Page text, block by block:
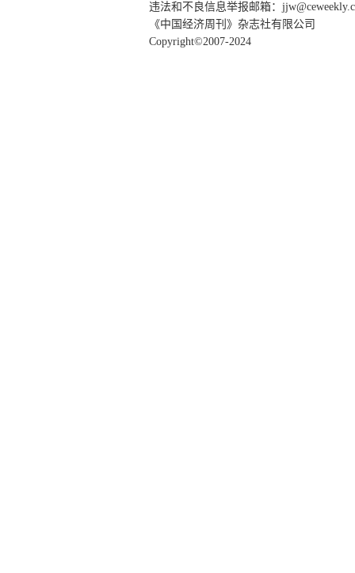
违法和不良信息举报邮箱：
《中国经济周刊》杂志社有限公司
Copyright©2007-2024